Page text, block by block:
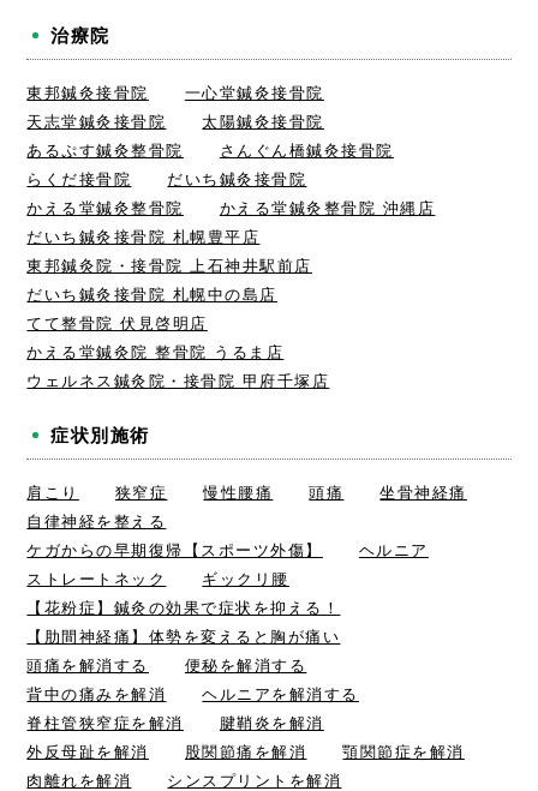
治療院
東邦鍼灸接骨院
一心堂鍼灸接骨院
天志堂鍼灸接骨院
太陽鍼灸接骨院
あるぷす鍼灸整骨院
さんぐん橋鍼灸接骨院
らくだ接骨院
だいち鍼灸接骨院
かえる堂鍼灸整骨院
かえる堂鍼灸整骨院 沖縄店
だいち鍼灸接骨院 札幌豊平店
東邦鍼灸院・接骨院 上石神井駅前店
だいち鍼灸接骨院 札幌中の島店
てて整骨院 伏見啓明店
かえる堂鍼灸院 整骨院 うるま店
ウェルネス鍼灸院・接骨院 甲府千塚店
症状別施術
肩こり 狭窄症 慢性腰痛 頭痛
坐骨神経痛
自律神経を整える
ケガからの早期復帰【スポーツ外傷】
ヘルニア
ストレートネック
ギックリ腰
【花粉症】鍼灸の効果で症状を抑える！
【肋間神経痛】体勢を変えると胸が痛い
頭痛を解消する
便秘を解消する
背中の痛みを解消
ヘルニアを解消する
脊柱管狭窄症を解消
腱鞘炎を解消
外反母趾を解消
股関節痛を解消
顎関節症を解消
肉離れを解消
シンスプリントを解消